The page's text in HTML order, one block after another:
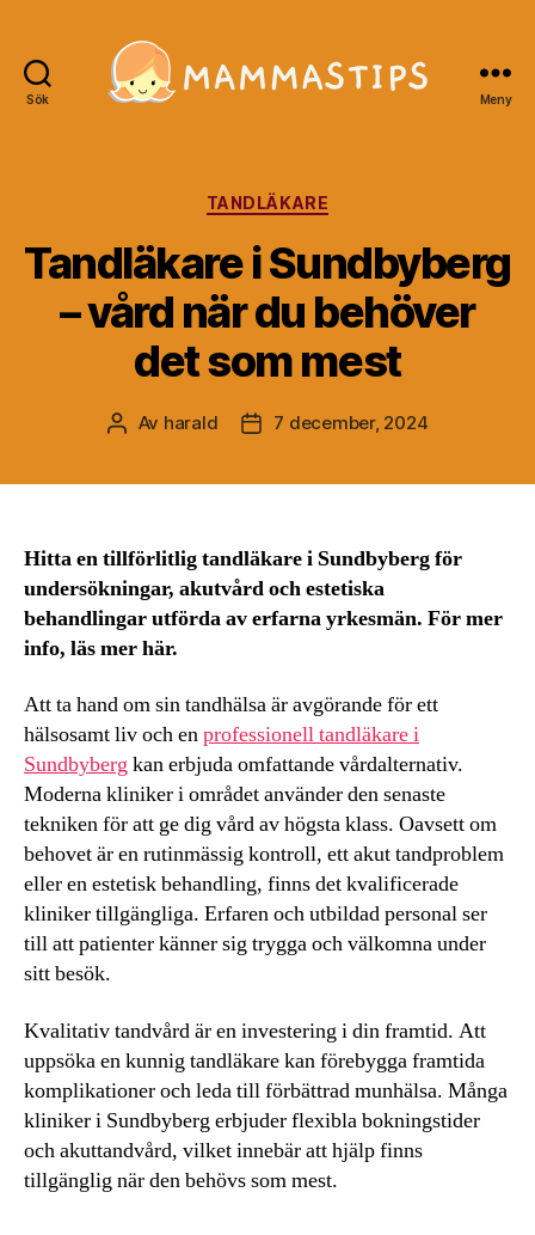
Sök Meny
Kategorier
TANDLÄKARE
Tandläkare i Sundbyberg
– vård när du behöver
det som mest
Inläggsförfattare
Av harald Inläggsdatum
7 december, 2024
Hitta en tillförlitlig tandläkare i Sundbyberg för
undersökningar, akutvård och estetiska
behandlingar utförda av erfarna yrkesmän. För mer
info, läs mer här.
Att ta hand om sin tandhälsa är avgörande för ett
hälsosamt liv och enprofessionell tandläkare i
Sundbybergkan erbjuda omfattande vårdalternativ.
Moderna kliniker i området använder den senaste
tekniken för att ge dig vård av högsta klass. Oavsett om
behovet är en rutinmässig kontroll, ett akut tandproblem
eller en estetisk behandling, finns det kvalificerade
kliniker tillgängliga. Erfaren och utbildad personal ser
till att patienter känner sig trygga och välkomna under
sitt besök.
Kvalitativ tandvård är en investering i din framtid. Att
uppsöka en kunnig tandläkare kan förebygga framtida
komplikationer och leda till förbättrad munhälsa. Många
kliniker i Sundbyberg erbjuder flexibla bokningstider
och akuttandvård, vilket innebär att hjälp finns
tillgänglig när den behövs som mest.